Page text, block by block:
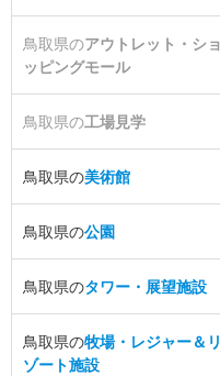
鳥取県のアウトレット・ショ
ッピングモール
鳥取県の工場見学
鳥取県の美術館
鳥取県の公園
鳥取県のタワー・展望施設
鳥取県の牧場・レジャー＆リ
ゾート施設